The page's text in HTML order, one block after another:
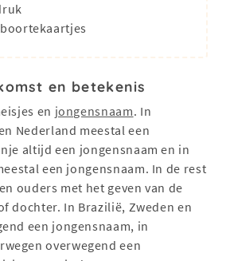
en betekenis
en jongensnaam. In
Nederland meestal een
altijd een jongensnaam en in
een jongensnaam. In de rest
ouders met het geven van de
dochter. In Brazilië, Zweden en
een jongensnaam, in
overwegend een